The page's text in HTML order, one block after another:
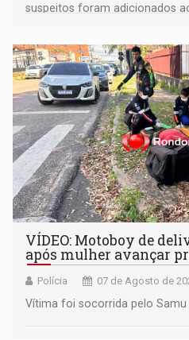
suspeitos foram adicionados
remover as contas
VÍDEO: Motoboy de
após mulher avançar
Polícia 07 de Agosto de
Vítima foi socorrida pelo Samu